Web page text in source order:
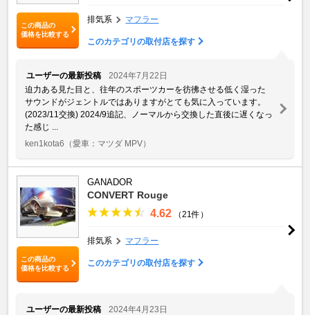
この商品の
価格を比較する
排気系 マフラー
このカテゴリの取付店を探す
ユーザーの最新投稿
2024年7月22日
迫力ある見た目と、往年のスポーツカーを彷彿させる低く湿った
サウンドがジェントルではありますがとても気に入っています。
(2023/11交換) 2024/9追記、ノーマルから交換した直後に遅くなっ
た感じ ...
ken1kota6 （愛車：マツダ MPV）
この商品の
価格を比較する
GANADOR
CONVERT Rouge
4.62 （21件）
排気系 マフラー
このカテゴリの取付店を探す
ユーザーの最新投稿
2024年4月23日